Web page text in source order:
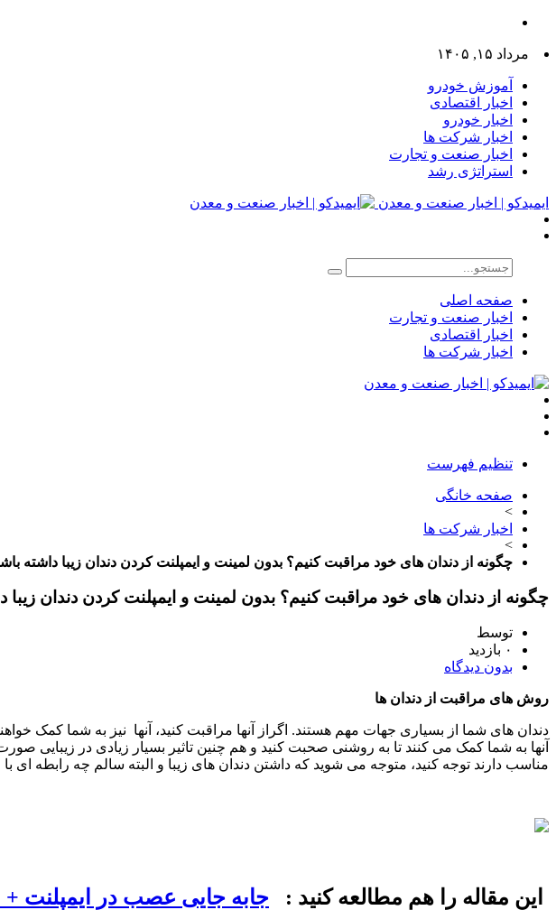
مرداد ۱۵, ۱۴۰۵
آموزش خودرو
اخبار اقتصادی
اخبار خودرو
اخبار شرکت ها
اخبار صنعت و تجارت
استراتژی رشد
ایمیدکو | اخبار صنعت و معدن
صفحه اصلی
اخبار صنعت و تجارت
اخبار اقتصادی
اخبار شرکت ها
تنظیم فهرست
صفحه خانگی
>
اخبار شرکت ها
>
چگونه از دندان های خود مراقبت کنیم؟ بدون لمینت و ایمپلنت کردن دندان زیبا داشته
چگونه از دندان های خود مراقبت کنیم؟ بدون لمینت و ایمپلنت کردن دندان زیبا
توسط
۰ بازدید
بدون دیدگاه
روش های مراقبت از دندان ها
دندان های شما از بسیاری جهات مهم هستند. اگراز آنها مراقبت کنید، آنها نیز به شما کمک
آنها به شما کمک می کنند تا به روشنی صحبت کنید و هم چنین تاثیر بسیار زیادی در زیبایی
مناسب دارند توجه کنید، متوجه می شوید که داشتن دندان های زیبا و البته سالم چه رابطه ای با
این مقاله را هم مطالعه کنید : جابه جایی عصب در ایمپلنت